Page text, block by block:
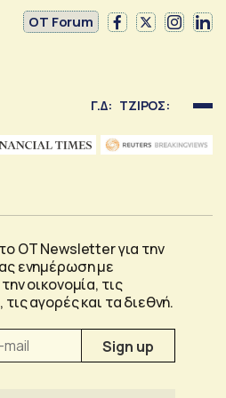
OT Forum
Γ.Δ: ΤΖΙΡΟΣ:
OT Newsletter για την
ενημέρωση με
οικονομία, τις
τις αγορές και τα διεθνή.